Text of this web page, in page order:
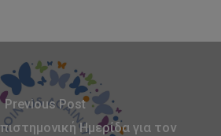
Previous Post
Ημερίδα για τον